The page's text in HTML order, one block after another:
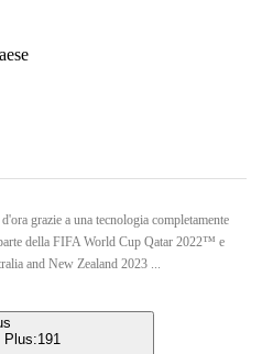
grazie a una tecnologia completamente
della FIFA World Cup Qatar 2022™ e
and New Zealand 2023 ...
Plus:191